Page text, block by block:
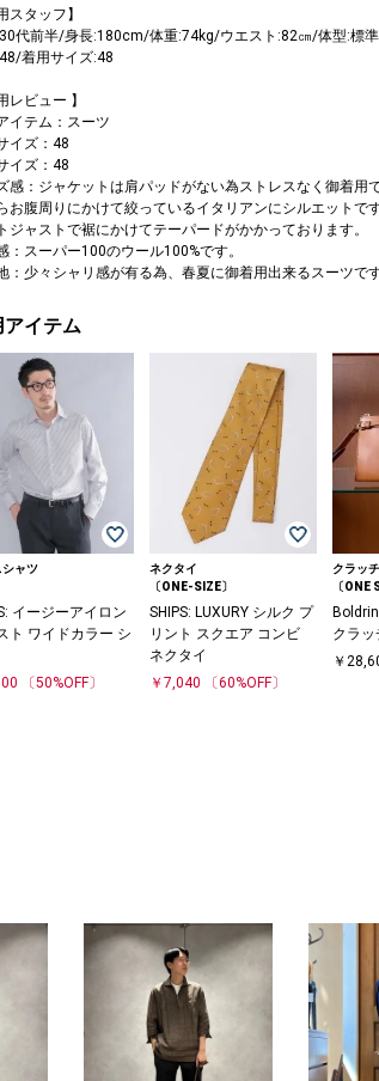
スタッフ】
代前半/身長:180cm/体重:74kg/ウエスト:82㎝/体型:標
着用サイズ:48
レビュー 】
イテム：スーツ
イズ：48
イズ：48
感：ジャケットは肩パッドがない為ストレスなく御着用
お腹周りにかけて絞っているイタリアンにシルエットで
ジャストで裾にかけてテーパードがかかっております。
：スーパー100のウール100%です。
：少々シャリ感が有る為、春夏に御着用出来るスーツです
アイテム
シャツ
イージーアイロン
ト ワイドカラー シ
〔50%OFF〕
ネクタイ
〔ONE-SIZE〕
SHIPS: LUXURY シルク プ
リント スクエア コンビ
ネクタイ
￥7,040
〔60%OFF〕
クラッ
〔ONE
クラ
￥